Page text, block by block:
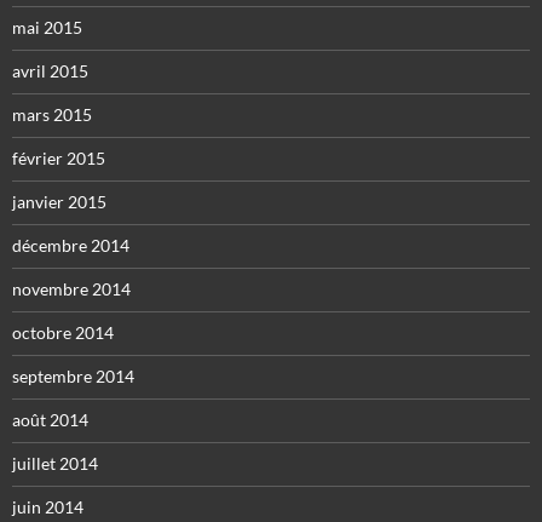
mai 2015
avril 2015
mars 2015
février 2015
janvier 2015
décembre 2014
novembre 2014
octobre 2014
septembre 2014
août 2014
juillet 2014
juin 2014